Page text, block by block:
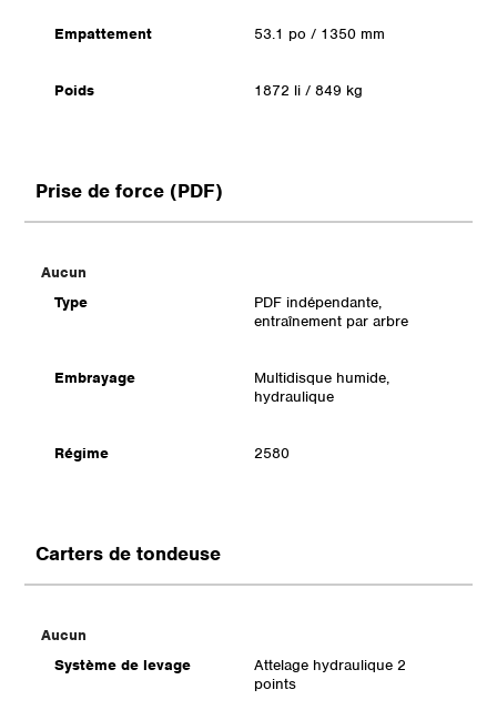
Empattement 53.1 po / 1350 mm
Poids 1872 li / 849 kg
Prise de force (PDF)
Aucun
Type
PDF indépendante,
entraînement par arbre
Embrayage
Multidisque humide,
hydraulique
Régime 2580
Carters de tondeuse
Aucun
Système de levage
Attelage hydraulique 2
points